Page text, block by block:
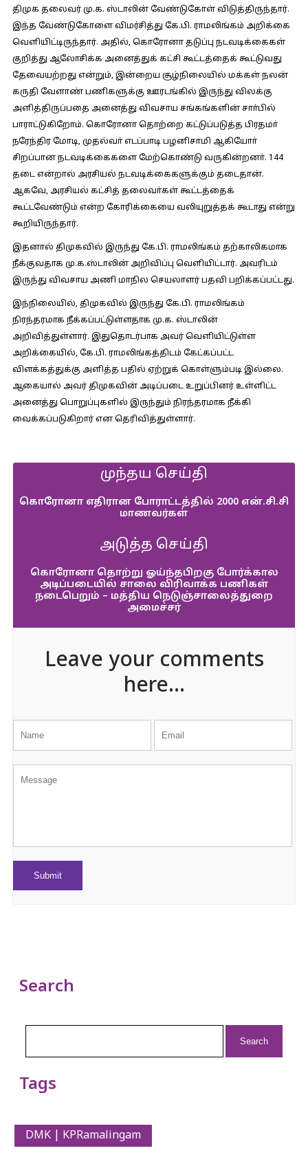
திமுக தலைவர் மு.க. ஸ்டாலின் வேண்டுகோள் விடுத்திருந்தார்.
இந்த வேண்டுகோளை விமர்சித்து கே.பி. ராமலிங்கம் அறிக்கை
வெளியிட்டிருந்தார். அதில், கொரோனா தடுப்பு நடவடிக்கைகள்
குறித்து ஆலோசிக்க அனைத்துக் கட்சி கூட்டத்தைக் கூட்டுவது
தேவையற்றது என்றும், இன்றைய சூழ்நிலையில் மக்கள் நலன்
கருதி வேளாண் பணிகளுக்கு ஊரடங்கில் இருந்து விலக்கு
அளித்திருப்பதை அனைத்து விவசாய சங்கங்களின் சாா்பில்
பாராட்டுகிறோம். கொரோனா தொற்றை கட்டுப்படுத்த பிரதமா்
நரேந்திர மோடி, முதல்வா் எடப்பாடி பழனிசாமி ஆகியோா்
சிறப்பான நடவடிக்கைகளை மேற்கொண்டு வருகின்றனா். 144
தடை என்றால் அரசியல் நடவடிக்கைகளுக்கும் தடைதான்.
ஆகவே, அரசியல் கட்சித் தலைவா்கள் கூட்டத்தைக்
கூட்டவேண்டும் என்ற கோரிக்கையை வலியுறுத்தக் கூடாது என்று
கூறியிருந்தார்.
இதனால் திமுகவில் இருந்து கே.பி. ராமலிங்கம் தற்காலிகமாக
நீக்குவதாக மு.க.ஸ்டாலின் அறிவிப்பு வெளியிட்டார். அவரிடம்
இருந்து விவசாய அணி மாநில செயலாளர் பதவி பறிக்கப்பட்டது.
இந்நிலையில், திமுகவில் இருந்து கே.பி. ராமலிங்கம்
நிரந்தரமாக நீக்கப்பட்டுள்ளதாக மு.க. ஸ்டாலின்
அறிவித்துள்ளார். இதுதொடர்பாக அவர் வெளியிட்டுள்ள
அறிக்கையில், கே.பி. ராமலிங்கத்திடம் கேட்கப்பட்ட
விளக்கத்துக்கு அளித்த பதில் ஏற்றுக் கொள்ளும்படி இல்லை.
ஆகையால் அவர் திமுகவின் அடிப்படை உறுப்பினர் உள்ளிட்ட
அனைத்து பொறுப்புகளில் இருந்தும் நிரந்தரமாக நீக்கி
வைக்கப்படுகிறார் என தெரிவித்துள்ளார்.
முந்தய செய்தி
கொரோனா எதிரான போராட்டத்தில் 2000 என்.சி.சி
மாணவர்கள்
அடுத்த செய்தி
கொரோனா தொற்று ஓய்ந்தபிறகு போர்க்கால
அடிப்படையில் சாலை விரிவாக்க பணிகள்
நடைபெறும் – மத்திய நெடுஞ்சாலைத்துறை
அமைச்சர்
Leave your comments
here...
Search
Tags
DMK | KPRamalingam